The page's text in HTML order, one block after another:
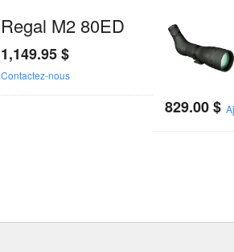
Regal M2 80ED
1,149.95$
Contactez-nous
829.00$